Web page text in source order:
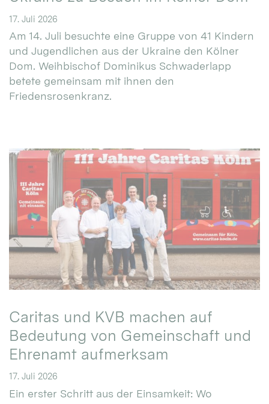
17. Juli 2026
Am 14. Juli besuchte eine Gruppe von 41 Kindern
und Jugendlichen aus der Ukraine den Kölner
Dom. Weihbischof Dominikus Schwaderlapp
betete gemeinsam mit ihnen den
Friedensrosenkranz.
Caritas und KVB machen auf
Bedeutung von Gemeinschaft und
Ehrenamt aufmerksam
17. Juli 2026
Ein erster Schritt aus der Einsamkeit: Wo